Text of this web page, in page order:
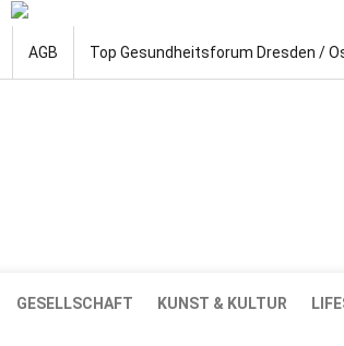
AGB Top Gesundheitsforum Dresden /
GESELLSCHAFT KUNST & KULTUR